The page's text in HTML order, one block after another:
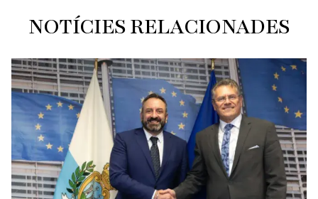
NOTÍCIES RELACIONADES